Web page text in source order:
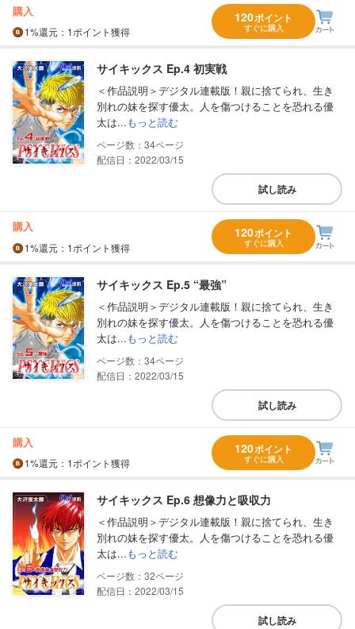
購入
1%還元 ：1ポイント獲得
120ポイント
すぐに購入
サイキックス Ep.4 初実戦
＜作品説明＞デジタル連載版！親に捨てられ、生き
別れの妹を探す優太。人を傷つけることを恐れる優
太は...もっと読む
34
配信日：2022/03/15
試し読み
購入
1%還元 ：1ポイント獲得
120ポイント
すぐに購入
サイキックス Ep.5 “最強”
＜作品説明＞デジタル連載版！親に捨てられ、生き
別れの妹を探す優太。人を傷つけることを恐れる優
太は...もっと読む
34
配信日：2022/03/15
試し読み
購入
1%還元 ：1ポイント獲得
120ポイント
すぐに購入
サイキックス Ep.6 想像力と吸収力
＜作品説明＞デジタル連載版！親に捨てられ、生き
別れの妹を探す優太。人を傷つけることを恐れる優
太は...もっと読む
32
配信日：2022/03/15
試し読み